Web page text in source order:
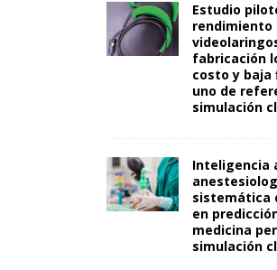
Estudio
rendimiento
fabricación
costo y baja
uno de
simulación
Inteligencia
sistemática
en
medicina
simulación